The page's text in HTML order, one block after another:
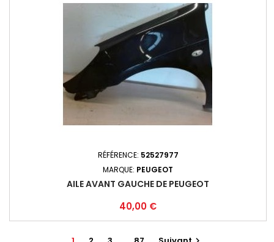
RÉFÉRENCE: 52527977
MARQUE: PEUGEOT
AILE AVANT GAUCHE DE PEUGEOT
Prix
40,00 €